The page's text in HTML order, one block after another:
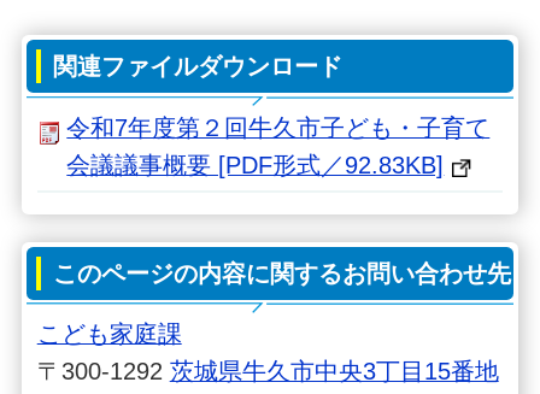
関連ファイルダウンロード
令和7年度第２回牛久市子ども・子育て
会議議事概要 [PDF形式／92.83KB]
このページの内容に関するお問い合わせ先
こども家庭課
〒300-1292 茨城県牛久市中央3丁目15番地